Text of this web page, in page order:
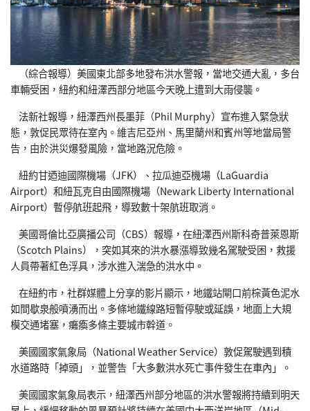
（綜合報導）美國東北部多地發布洪水警報，當地交通大亂，多台
車輛受困，紐約和紐澤西部分地區今天晚上遭到大雨侵襲。
法新社報導，紐澤西州長墨菲（Phil Murphy）宣布進入緊急狀
態，敦促民眾待在室內。維吉尼亞州、馬里蘭州和賓州等地當局警
告，由於洪災爆發風險，當地路況危險。
紐約甘迺迪國際機場（JFK）、拉瓜迪亞機場（LaGuardia
Airport）和紐瓦克自由國際機場（Newark Liberty International
Airport）暫停航班起飛，導致數十架航班取消。
美國哥倫比亞廣播公司（CBS）報導，在紐澤西州斯科奇普萊恩斯
（Scotch Plains），突如其來的洪水暴漲導致幾名駕駛受困，救援
人員帶著紅色浮具，涉水進入湍急的洪水中。
在紐約市，社群媒體上分享的影片顯示，地鐵站閘口前棕黃色泥水
如間歇泉般噴湧而出。多條地鐵線路短暫停駛或延誤，地面上大規
模交通堵塞，癱瘓多條主要城市幹道。
美國國家氣象局（National Weather Service）敦促駕駛遇到積
水道路時「掉頭」，並警告「大多數洪水死亡事件發生在車內」。
美國國家氣象局表示，紐澤西州部分地區的洪水警報將持續到明天